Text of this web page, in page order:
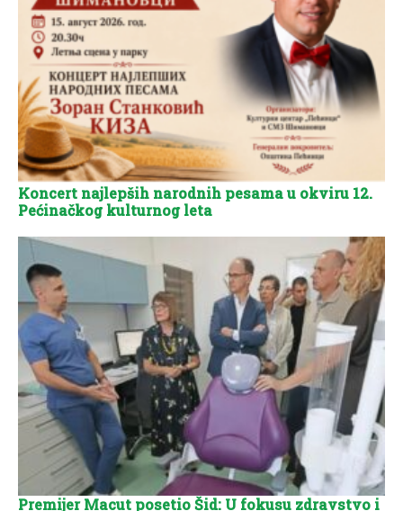
Koncert najlepših narodnih pesama u okviru 12.
Pećinačkog kulturnog leta
Premijer Macut posetio Šid: U fokusu zdravstvo i